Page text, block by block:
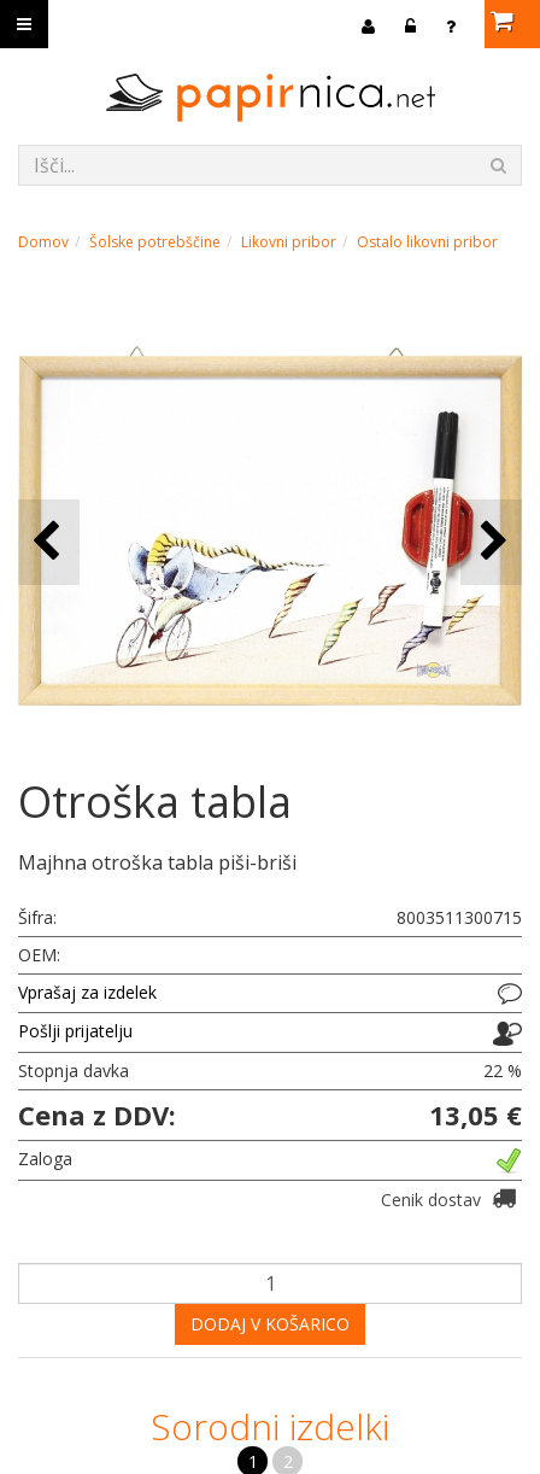
Domov Šolske potrebščine Likovni pribor Ostalo likovni pribor
Otroška tabla
Majhna otroška tabla piši-briši
Šifra:
8003511300715
OEM:
Vprašaj za izdelek
Pošlji prijatelju
Stopnja davka
22 %
Cena z DDV: 13,05 €
Zaloga
Cenik dostav
DODAJ V KOŠARICO
Sorodni izdelki
1 2